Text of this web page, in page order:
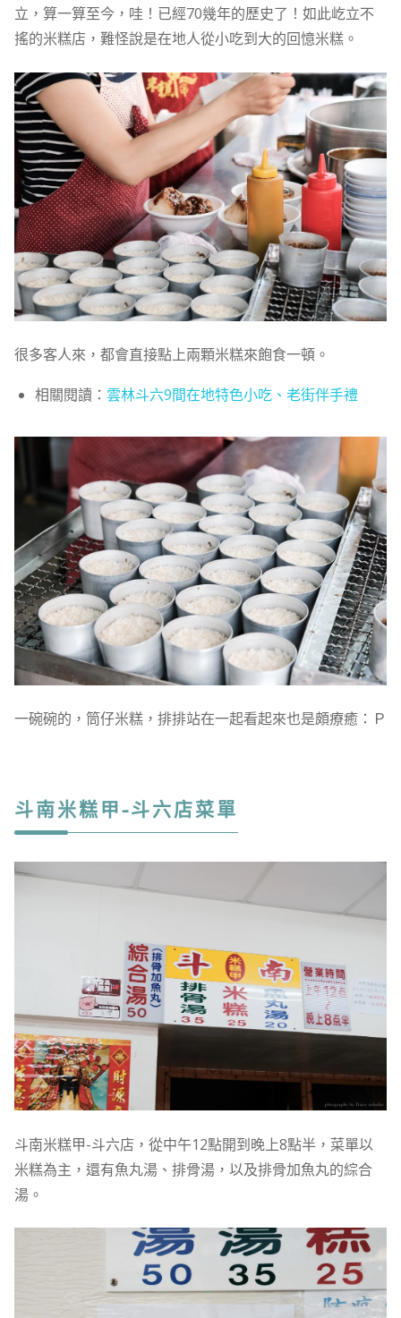
立，算一算至今，哇！已經70幾年的歷史了！如此屹立不
搖的米糕店，難怪說是在地人從小吃到大的回憶米糕。
很多客人來，都會直接點上兩顆米糕來飽食一頓。
相關閱讀： 雲林斗六9間在地特色小吃、老街伴手禮
一碗碗的，筒仔米糕，排排站在一起看起來也是頗療癒：Ｐ
斗南米糕甲-斗六店菜單
斗南米糕甲-斗六店，從中午12點開到晚上8點半，菜單以
米糕為主，還有魚丸湯、排骨湯，以及排骨加魚丸的綜合
湯。